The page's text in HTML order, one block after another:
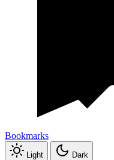
Bookmarks
Light
Dark